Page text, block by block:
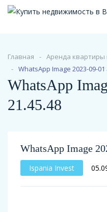
Главная
Аренда квартиры
WhatsApp Image 2023-09-01
WhatsApp
21.45.48
WhatsApp Image
Ispania Invest